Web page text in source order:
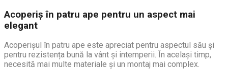
Acoperiș în patru ape pentru un aspect mai
elegant
Acoperișul în patru ape este apreciat pentru aspectul său și
pentru rezistența bună la vânt și intemperii. În același timp,
necesită mai multe materiale și un montaj mai complex.